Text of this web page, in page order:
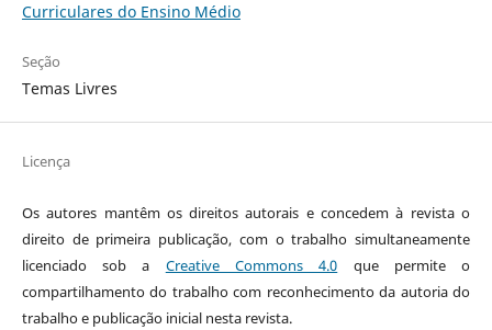
Curriculares do Ensino Médio
Seção
Temas Livres
Licença
Os autores mantêm os direitos autorais e concedem à revista o
direito de primeira publicação, com o trabalho simultaneamente
licenciado sob a Creative Commons 4.0 que permite o
compartilhamento do trabalho com reconhecimento da autoria do
trabalho e publicação inicial nesta revista.